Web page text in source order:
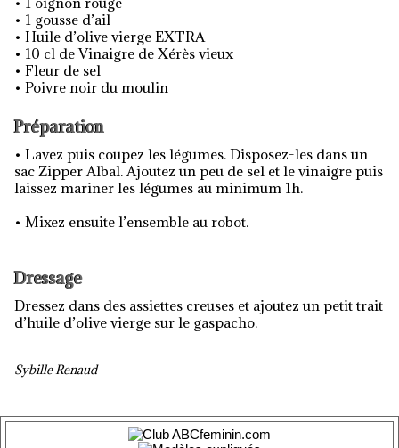
• 1 gousse d’ail
• Huile d’olive vierge EXTRA
• 10 cl de Vinaigre de Xérès vieux
• Fleur de sel
• Poivre noir du moulin
Préparation
• Lavez puis coupez les légumes. Disposez-les dans un
sac Zipper Albal. Ajoutez un peu de sel et le vinaigre puis
laissez mariner les légumes au minimum 1h.
• Mixez ensuite l’ensemble au robot.
Dressage
Dressez dans des assiettes creuses et ajoutez un petit trait
d’huile d’olive vierge sur le gaspacho.
Sybille Renaud